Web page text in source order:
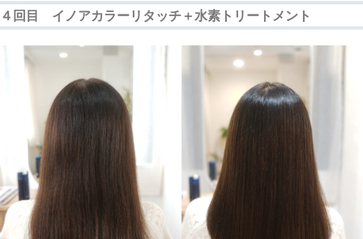
４回目 イノアカラーリタッチ＋水素トリートメント